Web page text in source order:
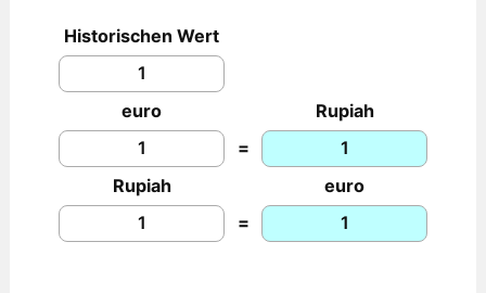
Historischen Wert
euro
Rupiah
=
Rupiah
euro
=